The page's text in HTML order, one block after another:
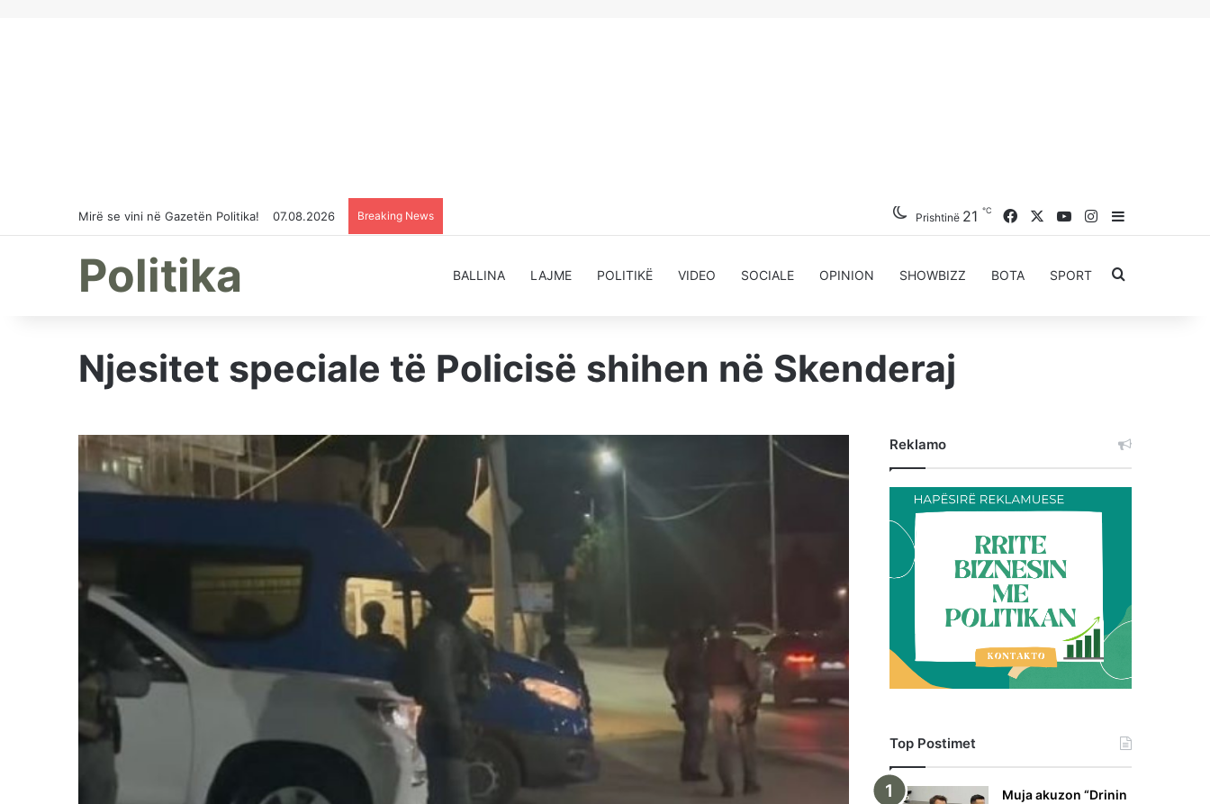
Mirë se vini në Gazetën Politika! 07.08.2026 Breaking News Prishtinë 21 ℃ FacebookYouTubeInstagram
Sidebar
Politika BALLINA LAJME POLITIKË VIDEO SOCIALE OPINION SHOWBIZZ BOTA SPORT Kërkoni
Njesitet speciale të Policisë shihen në Skenderaj
Reklamo
Top Postimet
Muja akuzon “Drinin